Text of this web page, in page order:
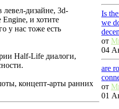
дизайне, 3d-
и хотите
у нас тоже есть
Half-Life диалоги,
концепт-арты ранних
Is
we
от
04
are
от
01